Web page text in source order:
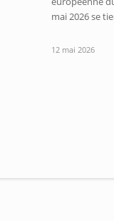
mai 2026 se
12 mai 2026